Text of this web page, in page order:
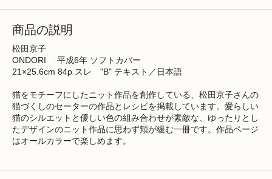
商品の説明
松田京子
ONDORI 平成6年 ソフトカバー
21×25.6cm 84p スレ "B" テキスト／日本語
猫をモチーフにしたニット作品を創作している、松田京子さんの
猫づくしのセーターの作品とレシピを掲載しています。愛らしい
猫のシルエットと優しい色の組み合わせが素敵な、ゆったりとし
たデザインのニット作品に思わず頬が緩む一冊です。作品ページ
はオールカラーで楽しめます。